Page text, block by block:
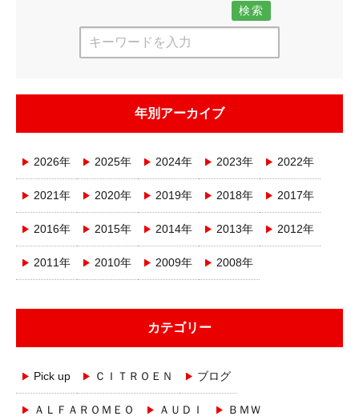
検索
年別アーカイブ
2026年 2025年 2024年 2023年 2022年
2021年 2020年 2019年 2018年 2017年
2016年 2015年 2014年 2013年 2012年
2011年 2010年 2009年 2008年
カテゴリー
Pick up ＣＩＴＲＯＥＮ ブログ
ＡＬＦＡＲＯＭＥＯ ＡＵＤＩ ＢＭＷ